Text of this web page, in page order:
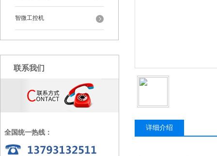
智微工控机
联系我们
全国统一热线：
详细介绍